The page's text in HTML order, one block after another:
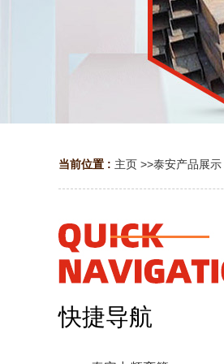
当前位置 : 主页 >>泰安产品展示
快捷导航